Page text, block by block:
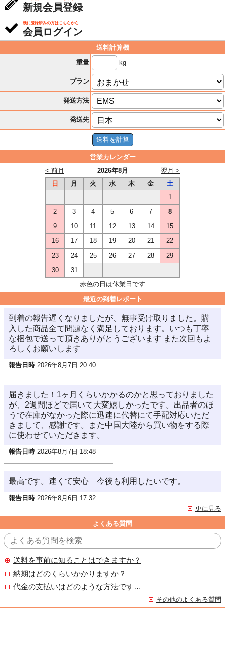
新規会員登録
既に登録済みの方はこちらから
会員ログイン
送料計算機
重量
kg
プラン
発送方法
発送先
営業カレンダー
2026年8月
< 前月
翌月 >
日
月 火 水 木 金
土
1
2
3 4 5 6 7
8
9
10 11 12 13 14
15
16
17 18 19 20 21
22
23
24 25 26 27 28
29
30
31
赤色の日は休業日です
最近の到着レポート
到着の報告遅くなりましたが、無事受け取りました。購
入した商品全て問題なく満足しております。いつも丁寧
な梱包で送って頂きありがとうございます また次回もよ
ろしくお願いします
報告日時 2026年8月7日 20:40
届きました！1ヶ月くらいかかるのかと思っておりました
が、2週間ほどで届いて大変嬉しかったです。出品者のほ
うで在庫がなかった際に迅速に代替にて手配対応いただ
きまして、感謝です。また中国大陸から買い物をする際
に使わせていただきます。
報告日時 2026年8月7日 18:48
最高です。速くて安心 今後も利用したいです。
報告日時 2026年8月6日 17:32
更に見る
よくある質問
送料を事前に知ることはできますか？
納期はどのくらいかかりますか？
代金の支払いはどのような方法ですか？
その他のよくある質問